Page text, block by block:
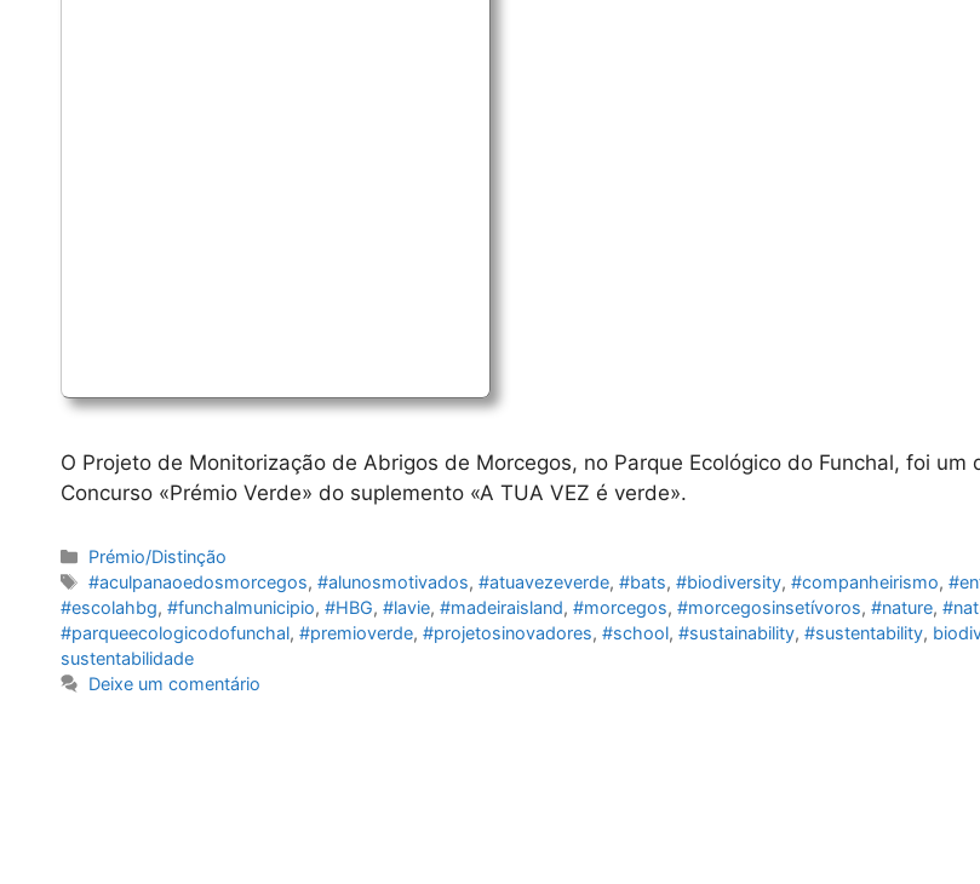
O Projeto de Monitorização de Abrigos de Morcegos, no Parque Ecológico do Funchal, foi um
Concurso «Prémio Verde» do suplemento «A TUA VEZ é verde».
Categorias
Prémio/Distinção
Etiquetas
#aculpanaoedosmorcegos,#alunosmotivados,#atuavezeverde,#bats,#biodiversity,#companheirismo,
#escolahbg, #funchalmunicipio, #HBG, #lavie, #madeiraisland, #morcegos, #morcegosinsetívoros, #nature,
#parqueecologicodofunchal, #premioverde, #projetosinovadores, #school, #sustainability, #sustentability,
sustentabilidade
Deixe um comentário